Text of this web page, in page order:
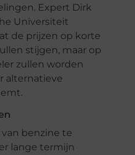
Expert Dirk
Universiteit
de prijzen op korte
stijgen, maar op
zullen worden
alternatieve
benzine te
lange termijn